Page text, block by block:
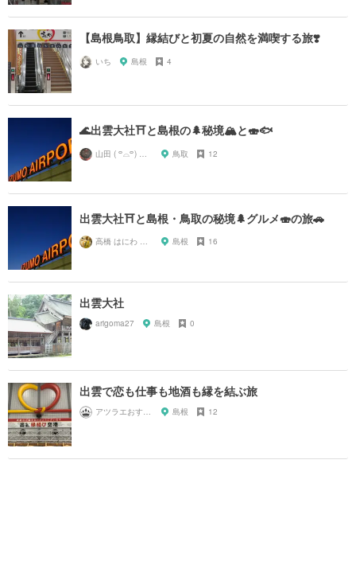
【島根鳥取】縁結びと初夏の自然を満喫する旅❣️
いち 島根 4
🌊出雲大社⛩と島根の🌲秘境🏔と🍣🐟
山田 ( ꒪⌓꒪) ストレンジ 鳥取 12
出雲大社⛩と島根・鳥取の秘境🌲グルメ🍣の旅🚗
高橋 はにわ ブラックパンサー 島根 16
出雲大社
arigoma27 島根 0
出雲で恋も仕事も地酒も縁を結ぶ旅
アツラエおすすめ旅プラン！ 島根 12